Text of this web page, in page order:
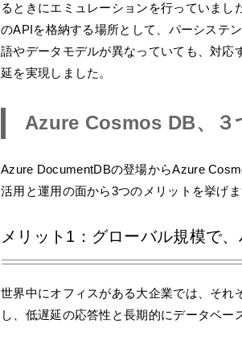
るときにエミュレーションを行っていま
のAPIを格納する場所として、パーシステ
語やデータモデルが異なっていても、対
延を実現しました。
Azure Cosmos DB、３
Azure DocumentDBの登場からAzure
活用と運用の面から3つのメリットを挙げ
メリット1：グローバル規模で
世界中にオフィスがある大企業では、そ
し、低遅延の応答性と長期的にデータベ